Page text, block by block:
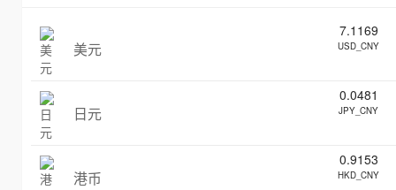
美元
7.1169
USD_CNY
日元
0.0481
JPY_CNY
港币
0.9153
HKD_CNY